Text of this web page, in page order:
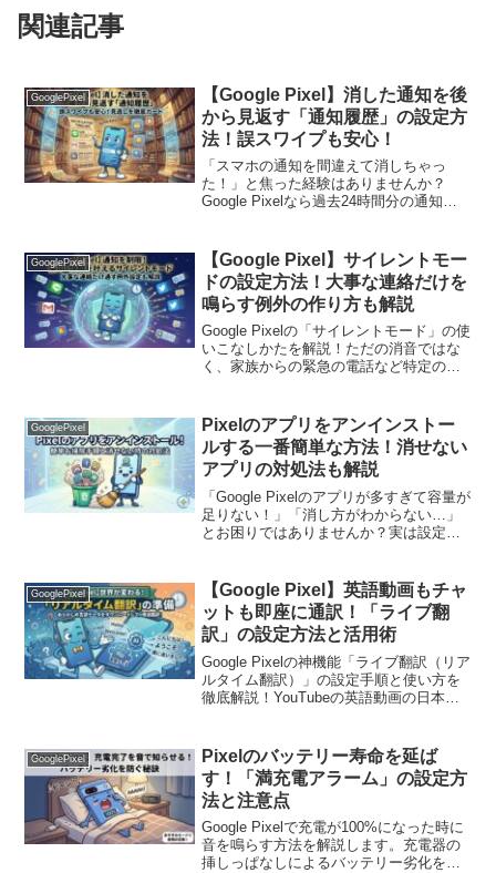
関連記事
GooglePixel
【Google Pixel】消した通知を後
から見返す「通知履歴」の設定方
法！誤スワイプも安心！
「スマホの通知を間違えて消しちゃっ
た！」と焦った経験はありませんか？
Google Pixelなら過去24時間分の通知を
な設定手順と便利な使い方をわかりやす
く解説
GooglePixel
【Google Pixel】サイレントモー
ドの設定方法！大事な連絡だけを
鳴らす例外の作り方も解説
Google Pixelの「サイレントモード」の使
いこなしかたを解説！ただの消音ではな
く、家族からの緊急の電話など特定の連
できる神設定手順です。
GooglePixel
Pixelのアプリをアンインストー
ルする一番簡単な方法！消せない
アプリの対処法も解説
「Google Pixelのアプリが多すぎて容量が
足りない！」「消し方がわからない…」
とお困りではありませんか？実は設定を
化」手順や、初心者が迷いやすい注意点
まで、部チョーが分かりやすく丁寧に解
説します！
GooglePixel
【Google Pixel】英語動画もチャ
ットも即座に通訳！「ライブ翻
訳」の設定方法と活用術
Google Pixelの神機能「ライブ翻訳（リア
ルタイム翻訳）」の設定手順と使い方を
徹底解説！YouTubeの英語動画の日本語
順、海外旅行でも安心なオフラインでの
活用法
GooglePixel
Pixelのバッテリー寿命を延ば
す！「満充電アラーム」の設定方
法と注意点
Google Pixelで充電が100%になった時に
音を鳴らす方法を解説します。充電器の
挿しっぱなしによるバッテリー劣化を防